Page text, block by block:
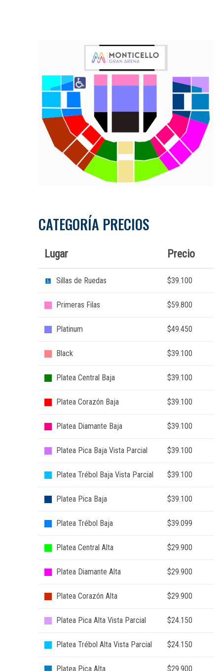
CATEGORÍA PRECIOS
Lugar Precio
Sillas de Ruedas $39.100
Primeras Filas $59.800
Platinum $49.450
Black $39.100
Platea Central Baja $39.100
Platea Corazón Baja $39.100
Platea Diamante Baja $39.100
Platea Pica Baja Vista Parcial $39.100
Platea Trébol Baja Vista Parcial $39.100
Platea Pica Baja $39.100
Platea Trébol Baja $39.099
Platea Central Alta $29.900
Platea Diamante Alta $29.900
Platea Corazón Alta $29.900
Platea Pica Alta Vista Parcial $24.150
Platea Trébol Alta Vista Parcial $24.150
Platea Pica Alta $29.900